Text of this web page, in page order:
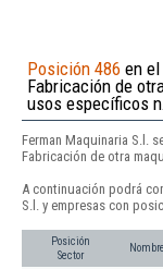
Posición 486 en
Fabricación de
usos específicos
Ferman Maquinaria S.l.
Fabricación de otra
A continuación podrá
S.l. y empresas con
Posición
Sector